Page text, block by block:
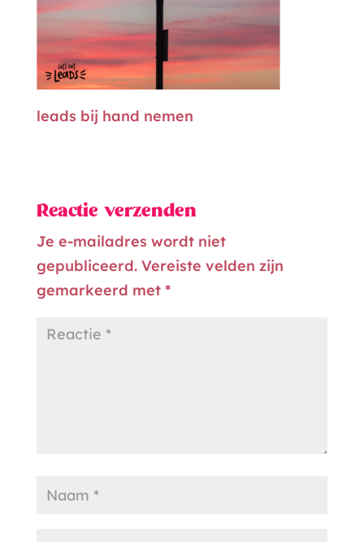
leads bij hand nemen
Reactie verzenden
Je e-mailadres wordt niet
gepubliceerd. Vereiste velden zijn
gemarkeerd met *